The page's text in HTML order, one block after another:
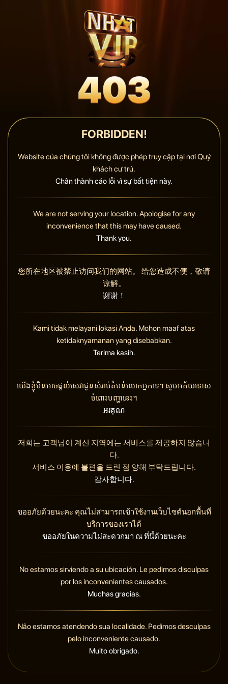
FORBIDDEN!
Website của chúng tôi không được phép truy cập tại nơi Quý
khách cư trú.
Chân thành cáo lỗi vì sự bất tiện này.
We are not serving your location. Apologise for any
inconvenience that this may have caused.
Thank you.
您所在地区被禁止访问我们的网站。 给您造成不便，敬请
谅解。
谢谢！
Kami tidak melayani lokasi Anda. Mohon maaf atas
ketidaknyamanan yang disebabkan.
Terima kasih.
យើងខ្ញុំមិនអាចផ្តល់សេវាជូនសំរាប់តំបន់លោកអ្នកទេ។ សូមអភ័យទោស
ចំពោះបញ្ហានេះ។
អរគុណ
저희는 고객님이 계신 지역에는 서비스를 제공하지 않습니
다.
서비스 이용에 불편을 드린 점 양해 부탁드립니다.
감사합니다.
ขออภัยด้วยนะคะ คุณไม่สามารถเข้าใช้งานเว็บไซต์นอกพื้นที่
บริการของเราได้
ขออภัยในความไม่สะดวกมา ณ ที่นี้ด้วยนะคะ
No estamos sirviendo a su ubicación. Le pedimos disculpas
por los inconvenientes causados.
Muchas gracias.
Não estamos atendendo sua localidade. Pedimos desculpas
pelo inconveniente causado.
Muito obrigado.